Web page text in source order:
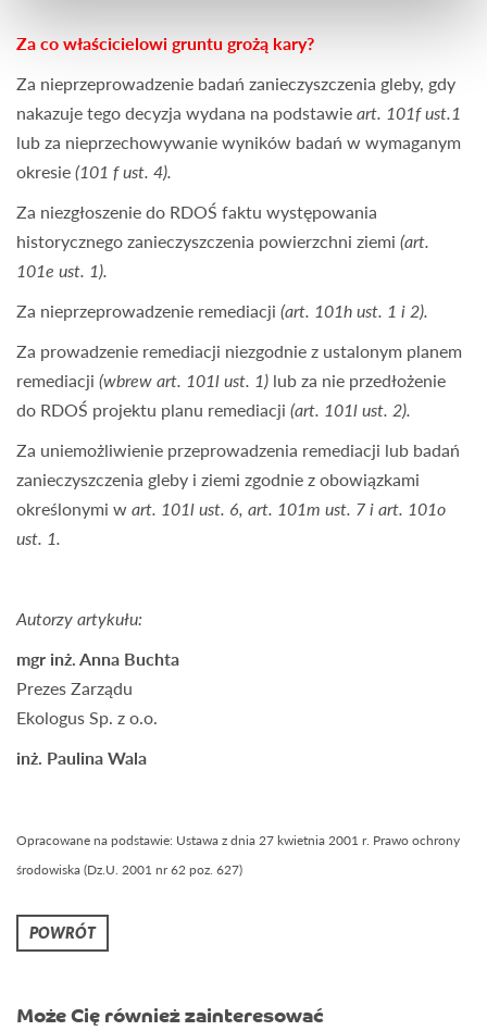
Za co właścicielowi gruntu grożą kary?
Za nieprzeprowadzenie badań zanieczyszczenia gleby, gdy
nakazuje tego decyzja wydana na podstawieart. 101f ust.1
lub za nieprzechowywanie wyników badań w wymaganym
okresie(101 f ust. 4).
Za niezgłoszenie do RDOŚ faktu występowania
historycznego zanieczyszczenia powierzchni ziemi (art.
101e ust. 1).
Za nieprzeprowadzenie remediacji (art. 101h ust. 1 i 2).
Za prowadzenie remediacji niezgodnie z ustalonym planem
remediacji (wbrew art. 101l ust. 1) lub za nie przedłożenie
do RDOŚ projektu planu remediacji (art. 101l ust. 2).
Za uniemożliwienie przeprowadzenia remediacji lub badań
zanieczyszczenia gleby i ziemi zgodnie z obowiązkami
określonymi wart. 101l ust. 6, art. 101m ust. 7 i art. 101o
ust. 1.
Autorzy artykułu:
mgr inż. Anna Buchta
Prezes Zarządu
Ekologus Sp. z o.o.
inż. Paulina Wala
Opracowane na podstawie: Ustawa z dnia 27 kwietnia 2001 r. Prawo ochrony
środowiska (Dz.U. 2001 nr 62 poz. 627)
POWRÓT
Może Cię również zainteresować